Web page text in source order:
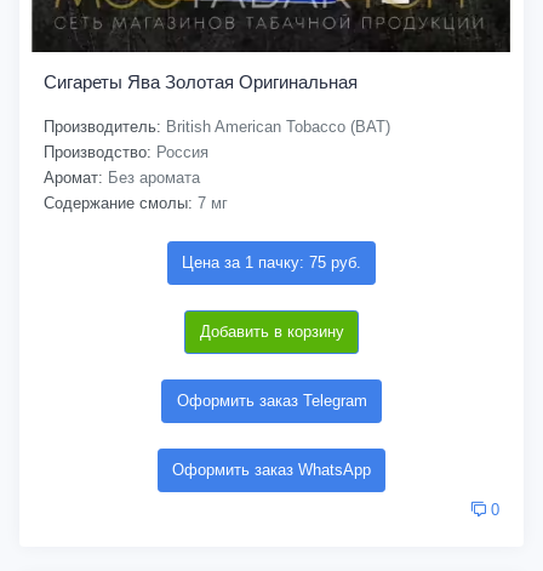
Сигареты Ява Золотая Оригинальная
Производитель: British American Tobacco (BAT)
Производство: Россия
Аромат: Без аромата
Содержание смолы: 7 мг
Цена за 1 пачку: 75 руб.
Добавить в корзину
Оформить заказ Telegram
Оформить заказ WhatsApp
0